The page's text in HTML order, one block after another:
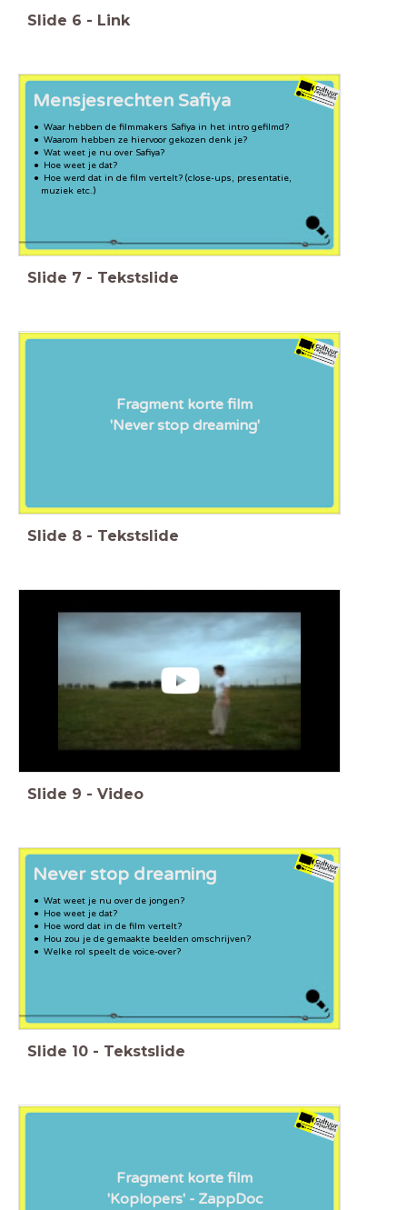
Slide 6 - Link
Waar hebben de filmmakers Safiya in het intro gefilmd?
Waarom hebben ze hiervoor gekozen denk je?
Wat weet je nu over Safiya?
Hoe weet je dat?
Hoe werd dat in de film vertelt? (close-ups, presentatie,
muziek etc.)
Mensjesrechten Safiya
Slide 7 - Tekstslide
Fragment korte film
'Never stop dreaming'
Slide 8 - Tekstslide
Slide 9 - Video
Wat weet je nu over de jongen?
Hoe weet je dat?
Hoe word dat in de film vertelt?
Hou zou je de gemaakte beelden omschrijven?
Welke rol speelt de voice-over?
Never stop dreaming
Slide 10 - Tekstslide
Fragment korte film
'Koplopers' - ZappDoc